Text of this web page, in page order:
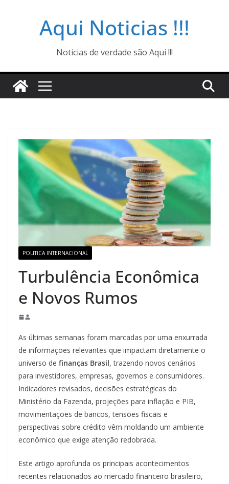
Aqui Noticias !!!
Noticias de verdade são Aqui !!!
POLITICA INTERNACIONAL
Turbulência Econômica
e Novos Rumos
As últimas semanas foram marcadas por uma enxurrada
de informações relevantes que impactam diretamente o
universo de finanças Brasil, trazendo novos cenários
para investidores, empresas, governos e consumidores.
Indicadores revisados, decisões estratégicas do
Ministério da Fazenda, projeções para inflação e PIB,
movimentações de bancos, tensões fiscais e
perspectivas sobre crédito vêm moldando um ambiente
econômico que exige atenção redobrada.
Este artigo aprofunda os principais acontecimentos
recentes relacionados ao mercado financeiro brasileiro,